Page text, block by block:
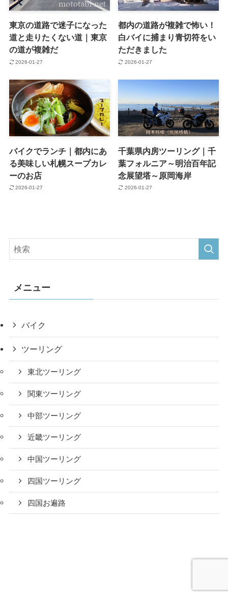
東京の道路で迷子になった
道と走りたくない道｜東京
の道が複雑だ
2026-01-27
都内の道路が複雑で怖い！
白バイに捕まり青切符をい
ただきました
2026-01-27
バイクでランチ｜都内にあ
る美味しい札幌スープカレ
ーのお店
2026-01-27
千葉県内房ツーリング｜千
葉フォルニア～明治百年記
念展望塔～原岡海岸
2026-01-27
メニュー
バイク
ツーリング
東北ツーリング
関東ツーリング
中部ツーリング
近畿ツーリング
中国ツーリング
四国ツーリング
四国お遍路